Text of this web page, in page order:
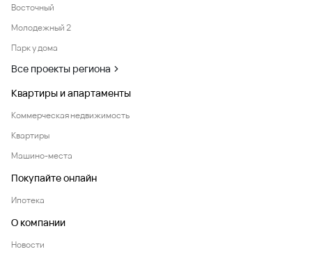
Восточный
Молодежный 2
Парк у дома
Все проекты региона
Квартиры и апартаменты
Коммерческая недвижимость
Квартиры
Машино-места
Покупайте онлайн
Ипотека
О компании
Новости